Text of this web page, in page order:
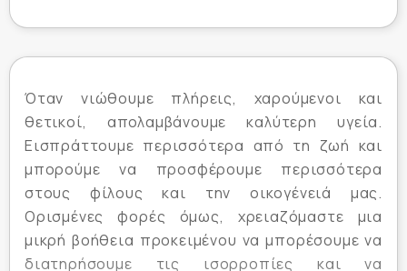
Όταν νιώθουμε πλήρεις, χαρούμενοι και
θετικοί, απολαμβάνουμε καλύτερη υγεία.
Εισπράττουμε περισσότερα από τη ζωή και
μπορούμε να προσφέρουμε περισσότερα
στους φίλους και την οικογένειά μας.
Ορισμένες φορές όμως, χρειαζόμαστε μια
μικρή βοήθεια προκειμένου να μπορέσουμε να
διατηρήσουμε τις ισορροπίες και να